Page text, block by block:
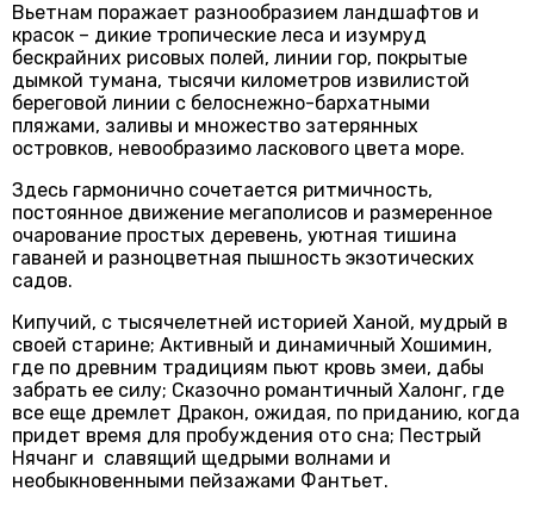
Вьетнам поражает разнообразием ландшафтов и
красок – дикие тропические леса и изумруд
бескрайних рисовых полей, линии гор, покрытые
дымкой тумана, тысячи километров извилистой
береговой линии с белоснежно-бархатными
пляжами, заливы и множество затерянных
островков, невообразимо ласкового цвета море.
Здесь гармонично сочетается ритмичность,
постоянное движение мегаполисов и размеренное
очарование простых деревень, уютная тишина
гаваней и разноцветная пышность экзотических
садов.
Кипучий, с тысячелетней историей Ханой, мудрый в
своей старине; Активный и динамичный Хошимин,
где по древним традициям пьют кровь змеи, дабы
забрать ее силу; Сказочно романтичный Халонг, где
все еще дремлет Дракон, ожидая, по приданию, когда
придет время для пробуждения ото сна; Пестрый
Нячанг и славящий щедрыми волнами и
необыкновенными пейзажами Фантьет.